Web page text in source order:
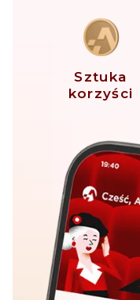
Sztuka
korzyści